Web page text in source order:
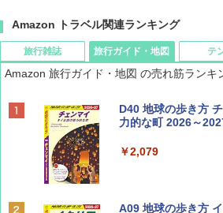
Amazon トラベル関連ランキング
旅行雑誌
ディズニーファン
誌] (ＤＩＳＮＥＹ
￥713
BE-PAL(ビ-パル)
旅行ガイド・地図
Amazon 旅行ガイド・地図 の売れ筋ランキ
D40 地球の歩き方
力的な町 2026～
￥2,079
A09 地球の歩き方
テ